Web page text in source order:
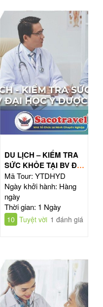
DU LỊCH – KIỂM TRA
SỨC KHỎE TẠI BV ĐẠI
HỌC Y DƯỢC TPHCM
Mã Tour: YTDHYD
Ngày khởi hành: Hàng
ngày
Thời gian: 1 Ngày
10 Tuyệt vời 1 đánh giá